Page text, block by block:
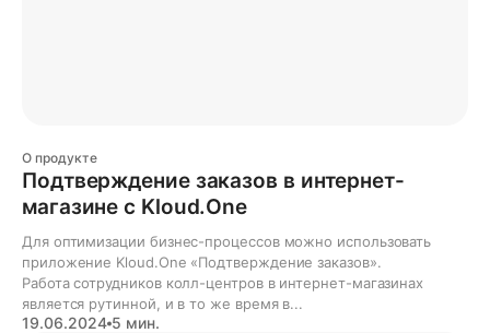
О продукте
Подтверждение заказов в интернет-
магазине с Kloud.One
Для оптимизации бизнес-процессов можно использовать
приложение Kloud.One «Подтверждение заказов».
Работа сотрудников колл-центров в интернет-магазинах
является рутинной, и в то же время в...
19.06.2024 5 мин.